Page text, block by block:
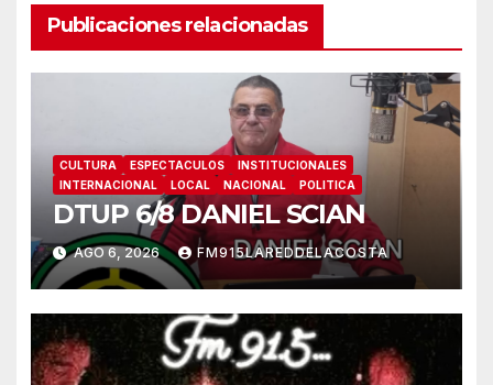
Publicaciones relacionadas
CULTURA ESPECTACULOS
INSTITUCIONALES
INTERNACIONAL
LOCAL NACIONAL POLITICA
DTUP 6/8 DANIEL SCIAN
AGO 6, 2026 FM915LAREDDELACOSTA